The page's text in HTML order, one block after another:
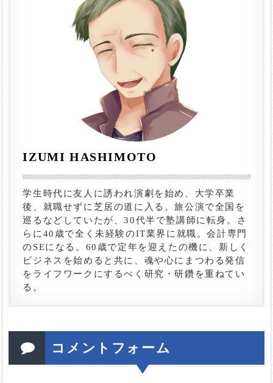
IZUMI HASHIMOTO
学生時代に友人に誘われ演劇を始め、大学卒業
後、就職せずに芝居の道に入る。旅公演で全国を
巡るなどしていたが、30代半で塾講師に転身。さ
らに40歳で全く未経験のIT業界に就職。会計専門
のSEになる。60歳で定年を迎えたの機に、新しく
ビジネスを始めると共に、魂や心にまつわる発信
をライフワークにするべく研究・研鑽を重ねてい
る。
コメントフォーム